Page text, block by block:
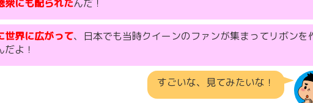
衆にも配られたんだ！
世界に広がって、日本でも当時クイーンのファンが集まってリボンを
よ！
すごいな、見てみたいな！